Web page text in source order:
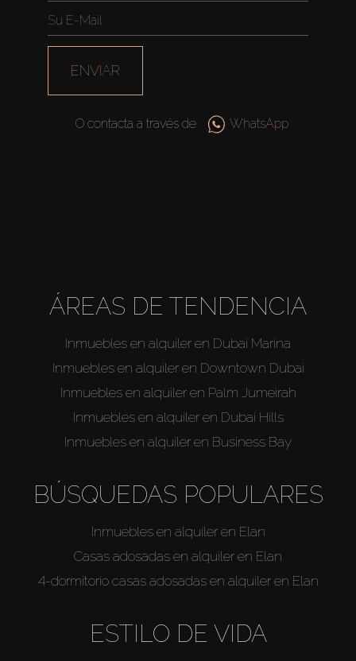
ENVIAR
O contacta a través de WhatsApp
ÁREAS DE TENDENCIA
Inmuebles en alquiler en Dubai Marina
Inmuebles en alquiler en Downtown Dubai
Inmuebles en alquiler en Palm Jumeirah
Inmuebles en alquiler en Dubai Hills
Inmuebles en alquiler en Business Bay
BÚSQUEDAS POPULARES
Inmuebles en alquiler en Elan
Casas adosadas en alquiler en Elan
4-dormitorio casas adosadas en alquiler en Elan
ESTILO DE VIDA